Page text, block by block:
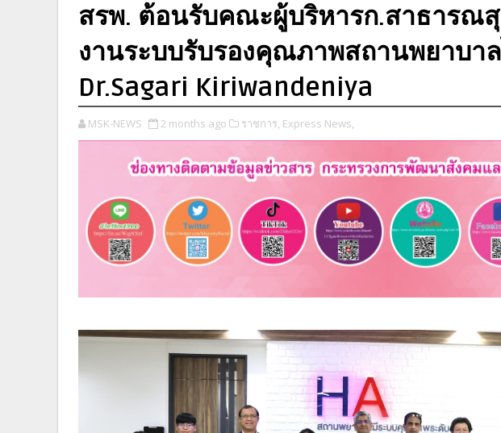
สรพ. ต้อนรับคณะผู้บริหารก.สาธารณ
งานระบบรับรองคุณภาพสถานพยาบา
Dr.Sagari Kiriwandeniya
MSK-NEWS 2 months ago ราชการ, Express News,